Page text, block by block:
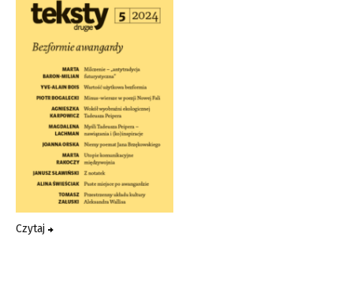
Czytaj